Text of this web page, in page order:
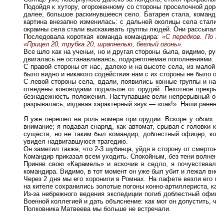
Подойдя к хутору, огороженному со стороны проселочной
далее, большое раскинувшееся село. Батарея стала,
картина внезапно изменилась: с дальней околицы села
окраины села стали выскакивать группы людей. Они
Последовала короткая команда командира: «С передков. По
«Прицел 20, трубка 20, шрапнелью, беглый огонь».
Все шло как на ученьи, но и другая стороны была, видимо,
двигалась не останавливаясь, подкрепляемая пополнениями.
С правой стороны от нас, далеко и на высоте села, из
было видно и никакого содействия нам с их стороны не было
С левой стороны села, вдали, появились конные группы и
отведены коноводами подальше от орудий. Пехотное
безнадежность положения. Наступавшие вели
разрывалась, издавая характерный звук — «пак!». Наши
Я уже перешел на роль номера при орудии. Вскоре у
внимание; я подавал снаряд, как автомат, срывая с
существ, но не таким был командир, доблестный офицер,
увидел надвигавшуюся трагедию.
Он заметил также, что 2-3 шубинца, уйдя в сторону от
Командир приказал всем уходить. Спокойным, без тени
Приняв свою «Карамель» и вскочив в седло, я
командира. Видимо, в тот момент он уже был убит и лежал
Через 2 дня мы его хоронили в Ромнах. На лафете везли
на кителе сохранились золотые погоны конно-артиллериста,
Из-за небрежного ведения экспедиции погиб доблестный
Военной коллегией и дать объяснение: как мог он
Полковника Матвеева мы больше не встречали.